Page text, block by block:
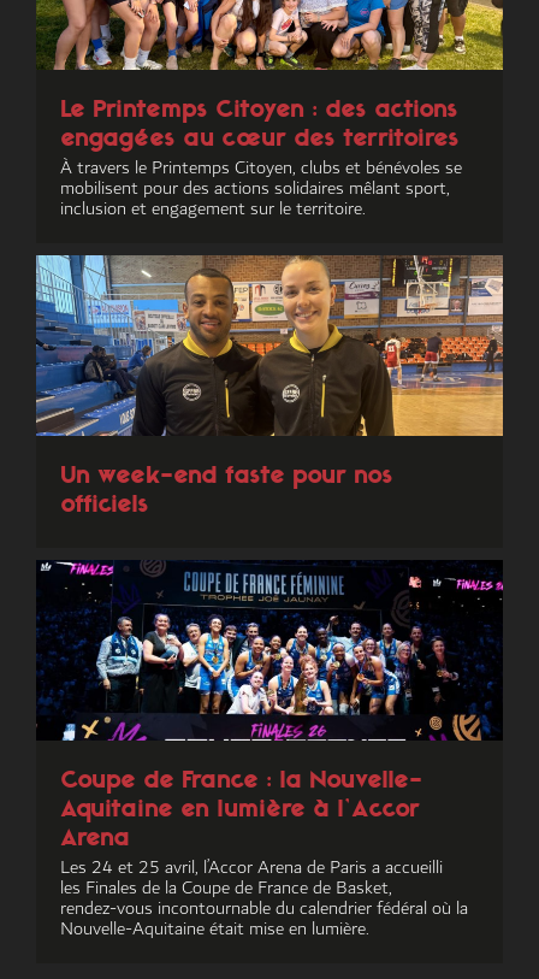
Le Printemps Citoyen : des actions
engagées au cœur des territoires
À travers le Printemps Citoyen, clubs et bénévoles se
mobilisent pour des actions solidaires mêlant sport,
inclusion et engagement sur le territoire.
Un week-end faste pour nos
officiels
Coupe de France : la Nouvelle-
Aquitaine en lumière à l’Accor
Arena
Les 24 et 25 avril, l’Accor Arena de Paris a accueilli
les Finales de la Coupe de France de Basket,
rendez‑vous incontournable du calendrier fédéral où la
Nouvelle-Aquitaine était mise en lumière.